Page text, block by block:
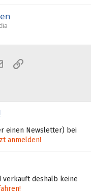
e
E-MailLink
einen Newsletter) bei
anmelden!
verkauft deshalb keine